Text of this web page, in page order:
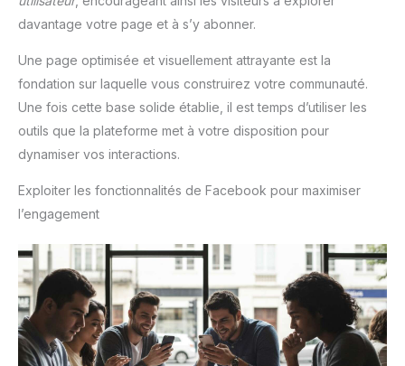
davantage votre page et à s’y abonner.
Une page optimisée et visuellement attrayante est la
fondation sur laquelle vous construirez votre communauté.
Une fois cette base solide établie, il est temps d’utiliser les
outils que la plateforme met à votre disposition pour
dynamiser vos interactions.
Exploiter les fonctionnalités de Facebook pour maximiser
l’engagement